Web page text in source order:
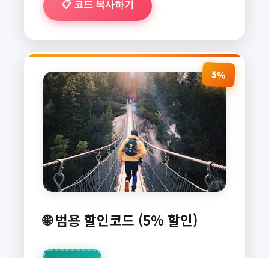
📋 코드 복사하기
5%
🌐 범용 할인코드 (5% 할인)